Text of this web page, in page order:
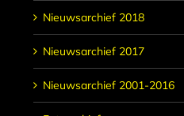
Nieuwsarchief 2018
Nieuwsarchief 2017
Nieuwsarchief 2001-2016